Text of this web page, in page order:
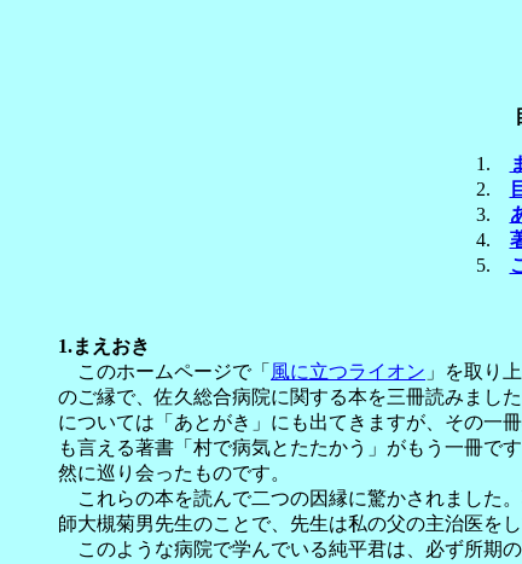
1.
2.
3.
4.
5.
1.まえおき
このホームページで「 風に立つライオン 」を取り
のご縁で、佐久総合病院に関する本を三冊読みまし
については「あとがき」にも出てきますが、その一
も言える著書「村で病気とたたかう」がもう一冊で
然に巡り会ったものです。
これらの本を読んで二つの因縁に驚かされました
師大槻菊男先生のことで、先生は私の父の主治医を
このような病院で学んでいる純平君は、必ず所期